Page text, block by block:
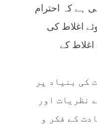
ہے کہ احترام
اغلاط کی
اغلاط کے
کی بنیاد پر
نظریات اور
کے فکر و